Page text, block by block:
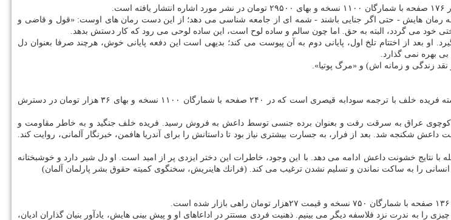
هایش - حتی اگر جنایی باشند - شمه ای از جامعه شناسی می دهد؛ از این دست رمان های اوست: «قول و قاضی و
خود می گردد، البته به حق. اما چون سالم و ساده لوح است، این ساده لوحی می رود كه كار دستش بدهد.
او بعد از اختتام تلخ اول، پایانی دوم به آن پیوست می كند؛ بدیهی است این دفعه پایانی خوش، هرچند صرفا بعنوان دل
بهره نمی گذارد.
زندگی و زمانه اش) و «مرگ پوتیا».
دیگر كتاب منتشرشده در بنگاه ترجمه و نشر كتاب پارسه، «دختری كه از زندان داعش گریخت» نوشته فریده خلف با ترجمه سودابه قیصری است كه در ۲۴۰ صفحه با شمارگان ۱۱۰۰ نسخه و بهای ۳۶ هزار تومان در دسترش
كوچوی عراق به سرقت رفت و بعنوان برده جنسی توسط داعش به فروش رسید. فریده خلف جنگید و به خاطر مقاومت و
شد. بعد از فرار، به جسارت بیشتری نیاز بود تا داستانش را برای آندریا هافمن، خبرنگار آلمانی، روایت كند.
نتایج خشونت داعش ادامه می دهد. با این وجود، خاطرات این دختر ایزدی پر از امید است. او دل شیر دارد و خوشبختانه
انسانی را به ساكت نماندن و تسلیم نشدن ترغیب می كند. (فرانك هاینریش، سخنگوی كمیته حقوق بشر پارلمان آلمان)
به ندرت نزد فلاسفه دیگر می بینیم. ذهنیت فردی مستتر در اداعاهای او و پیش بینی هایش، یادآور بنیان گذاران ادیان،